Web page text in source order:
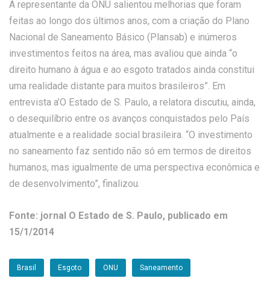
A representante da ONU salientou melhorias que foram
feitas ao longo dos últimos anos, com a criação do Plano
Nacional de Saneamento Básico (Plansab) e inúmeros
investimentos feitos na área, mas avaliou que ainda “o
direito humano à água e ao esgoto tratados ainda constitui
uma realidade distante para muitos brasileiros”. Em
entrevista a’O Estado de S. Paulo, a relatora discutiu, ainda,
o desequilíbrio entre os avanços conquistados pelo País
atualmente e a realidade social brasileira. “O investimento
no saneamento faz sentido não só em termos de direitos
humanos, mas igualmente de uma perspectiva econômica e
de desenvolvimento”, finalizou.
Fonte: jornal O Estado de S. Paulo, publicado em
15/1/2014
Brasil Esgoto ONU Saneamento